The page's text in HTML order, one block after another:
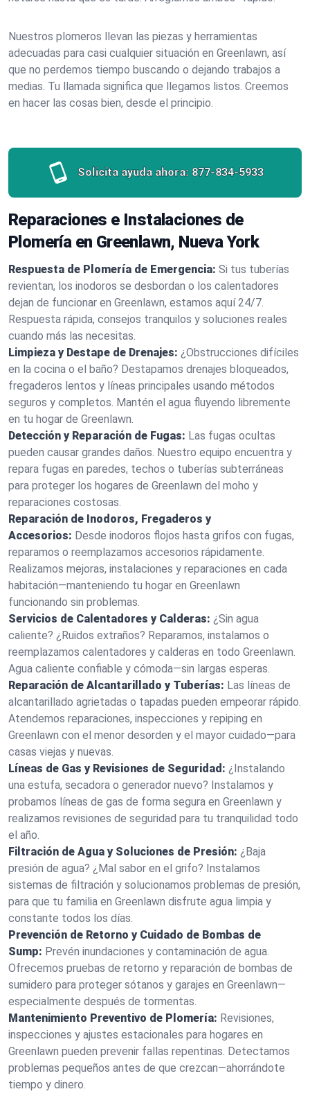
Nuestros plomeros llevan las piezas y herramientas
adecuadas para casi cualquier situación en Greenlawn, así
que no perdemos tiempo buscando o dejando trabajos a
medias. Tu llamada significa que llegamos listos. Creemos
en hacer las cosas bien, desde el principio.
Solicita ayuda ahora: 877-834-5933
Reparaciones e Instalaciones de
Plomería en Greenlawn, Nueva York
Respuesta de Plomería de Emergencia: Si tus tuberías
revientan, los inodoros se desbordan o los calentadores
dejan de funcionar en Greenlawn, estamos aquí 24/7.
Respuesta rápida, consejos tranquilos y soluciones reales
cuando más las necesitas.
Limpieza y Destape de Drenajes: ¿Obstrucciones difíciles
en la cocina o el baño? Destapamos drenajes bloqueados,
fregaderos lentos y líneas principales usando métodos
seguros y completos. Mantén el agua fluyendo libremente
en tu hogar de Greenlawn.
Detección y Reparación de Fugas: Las fugas ocultas
pueden causar grandes daños. Nuestro equipo encuentra y
repara fugas en paredes, techos o tuberías subterráneas
para proteger los hogares de Greenlawn del moho y
reparaciones costosas.
Reparación de Inodoros, Fregaderos y
Accesorios: Desde inodoros flojos hasta grifos con fugas,
reparamos o reemplazamos accesorios rápidamente.
Realizamos mejoras, instalaciones y reparaciones en cada
habitación—manteniendo tu hogar en Greenlawn
funcionando sin problemas.
Servicios de Calentadores y Calderas: ¿Sin agua
caliente? ¿Ruidos extraños? Reparamos, instalamos o
reemplazamos calentadores y calderas en todo Greenlawn.
Agua caliente confiable y cómoda—sin largas esperas.
Reparación de Alcantarillado y Tuberías: Las líneas de
alcantarillado agrietadas o tapadas pueden empeorar rápido.
Atendemos reparaciones, inspecciones y repiping en
Greenlawn con el menor desorden y el mayor cuidado—para
casas viejas y nuevas.
Líneas de Gas y Revisiones de Seguridad: ¿Instalando
una estufa, secadora o generador nuevo? Instalamos y
probamos líneas de gas de forma segura en Greenlawn y
realizamos revisiones de seguridad para tu tranquilidad todo
el año.
Filtración de Agua y Soluciones de Presión: ¿Baja
presión de agua? ¿Mal sabor en el grifo? Instalamos
sistemas de filtración y solucionamos problemas de presión,
para que tu familia en Greenlawn disfrute agua limpia y
constante todos los días.
Prevención de Retorno y Cuidado de Bombas de
Sump: Prevén inundaciones y contaminación de agua.
Ofrecemos pruebas de retorno y reparación de bombas de
sumidero para proteger sótanos y garajes en Greenlawn—
especialmente después de tormentas.
Mantenimiento Preventivo de Plomería: Revisiones,
inspecciones y ajustes estacionales para hogares en
Greenlawn pueden prevenir fallas repentinas. Detectamos
problemas pequeños antes de que crezcan—ahorrándote
tiempo y dinero.